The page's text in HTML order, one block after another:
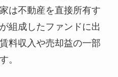
は不動産を直接所有す
組成したファンドに出
料収入や売却益の一部
。